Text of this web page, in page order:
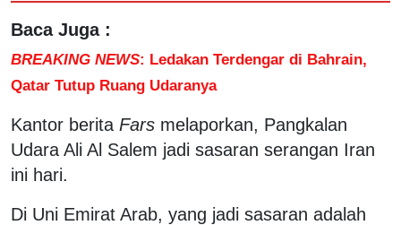
Baca Juga :
BREAKING NEWS: Ledakan Terdengar di Bahrain,
Qatar Tutup Ruang Udaranya
Kantor berita Fars melaporkan, Pangkalan
Udara Ali Al Salem jadi sasaran serangan Iran
ini hari.
Di Uni Emirat Arab, yang jadi sasaran adalah